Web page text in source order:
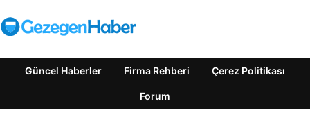
Güncel Haberler Firma Rehberi Çerez Politikası
Forum